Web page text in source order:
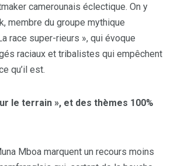
camerounais éclectique. On y
membre du groupe mythique
race super-rieurs », qui évoque
raciaux et tribalistes qui empêchent
qu’il est.
le terrain », et des thèmes 100%
Mboa marquent un recours moins